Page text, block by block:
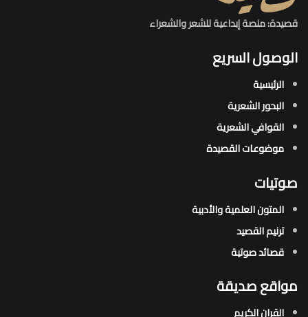
قصيدة: منصة إبداعية للشعر والشعراء
الوصول السريع
الرئيسية
البحور الشعرية​
القوافي الشعرية​
موضوعات القصيدة​
صوتيات
المتون العلمية والأدبية
ترنيم القصيد
قصائد صوتية
مواقع صديقة
القران الكريم